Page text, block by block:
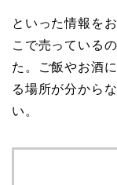
といった情報を
こで売っている
た。ご飯やお酒
る場所が分から
い。